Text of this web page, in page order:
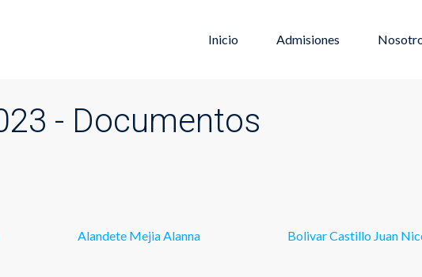
Inicio Admisiones
- Documentos
Alandete Mejia Alanna Bolivar Castillo Juan